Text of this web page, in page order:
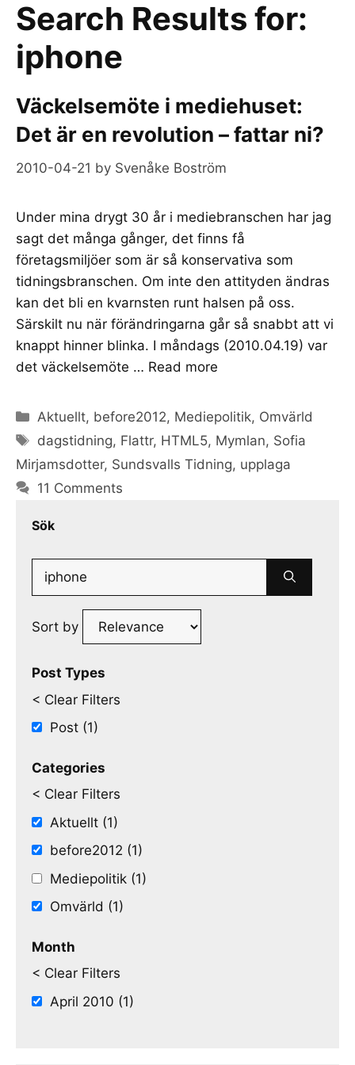
Search Results for:
iphone
Väckelsemöte i mediehuset:
Det är en revolution – fattar ni?
2010-04-21 by Svenåke Boström
Under mina drygt 30 år i mediebranschen har jag
sagt det många gånger, det finns få
företagsmiljöer som är så konservativa som
tidningsbranschen. Om inte den attityden ändras
kan det bli en kvarnsten runt halsen på oss.
Särskilt nu när förändringarna går så snabbt att vi
knappt hinner blinka. I måndags (2010.04.19) var
det väckelsemöte … Read more
Categories
Aktuellt, before2012, Mediepolitik, Omvärld
Tags
dagstidning, Flattr, HTML5, Mymlan, Sofia
Mirjamsdotter, Sundsvalls Tidning, upplaga
11 Comments
Sök
Search
for:
Sort by
Post Types
< Clear Filters
Post (1)
Categories
< Clear Filters
Aktuellt (1)
before2012 (1)
Mediepolitik (1)
Omvärld (1)
Month
< Clear Filters
April 2010 (1)